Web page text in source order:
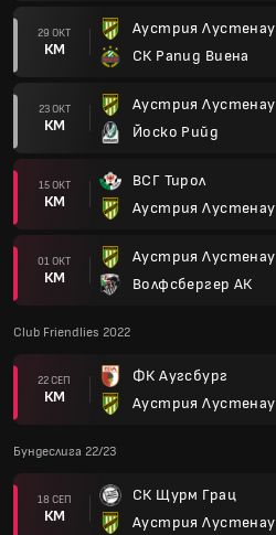
29 ОКТ
КМ
Аустрия Лустенау
СК Рапид Виена
23 ОКТ
КМ
Аустрия Лустенау
Йоско Рийд
15 ОКТ
КМ
ВСГ Тирол
Аустрия Лустенау
01 ОКТ
КМ
Аустрия Лустенау
Волфсбергер АК
Club Friendlies 2022
22 СЕП
КМ
ФК Аугсбург
Аустрия Лустенау
Бундеслига 22/23
18 СЕП
КМ
СК Щурм Грац
Аустрия Лустенау